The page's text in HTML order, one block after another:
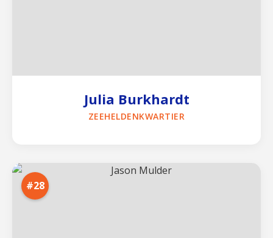
Julia Burkhardt
ZEEHELDENKWARTIER
#28